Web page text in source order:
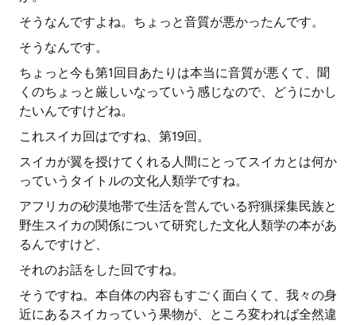
そうなんですよね。ちょっと音質が悪かったんです。
そうなんです。
ちょっと今も第1回目あたりは本当に音質が悪くて、聞
くのちょっと厳しいなっていう感じなので、どうにかし
たいんですけどね。
これスイカ回はですね、第19回。
スイカが翼を授けてくれる人間にとってスイカとは何か
っていうタイトルの文化人類学ですね。
アフリカの砂漠地帯で生活を営んでいる狩猟採集民族と
野生スイカの関係について研究した文化人類学の本があ
るんですけど、
それのお話をした回ですね。
そうですね。本自体の内容もすごく面白くて、我々の身
近にあるスイカっていう果物が、ところ変われば全然違